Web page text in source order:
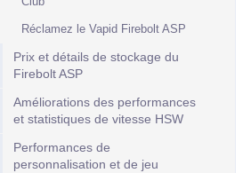
Réclamez le Vapid Firebolt ASP
Prix ​​et détails de stockage du
Firebolt ASP
Améliorations des performances
et statistiques de vitesse HSW
Performances de
personnalisation et de jeu